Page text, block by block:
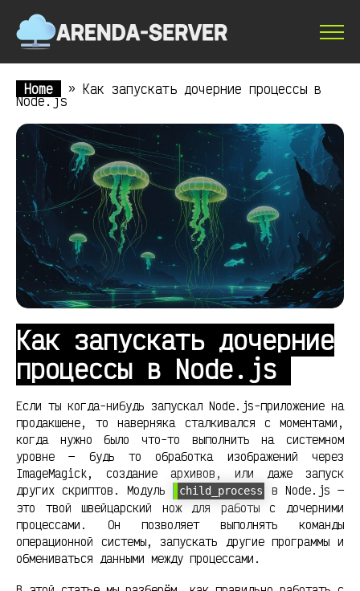
Home » Как запускать дочерние процессы в
Node.js
Как запускать дочерние
процессы в Node.js
Если ты когда-нибудь запускал Node.js-приложение на
продакшене, то наверняка сталкивался с моментами,
когда нужно было что-то выполнить на системном
уровне — будь то обработка изображений через
ImageMagick, создание архивов, или даже запуск
других скриптов. Модуль
child_process
в Node.js —
это твой швейцарский нож для работы с дочерними
процессами. Он позволяет выполнять команды
операционной системы, запускать другие программы и
обмениваться данными между процессами.